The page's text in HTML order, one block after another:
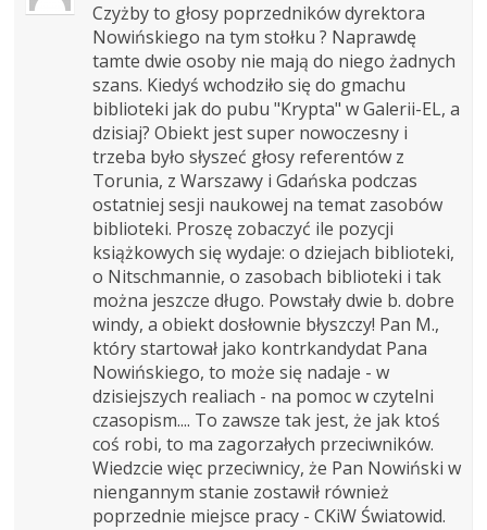
Czyżby to głosy poprzedników dyrektora
Nowińskiego na tym stołku ? Naprawdę
tamte dwie osoby nie mają do niego żadnych
szans. Kiedyś wchodziło się do gmachu
biblioteki jak do pubu "Krypta" w Galerii-EL, a
dzisiaj? Obiekt jest super nowoczesny i
trzeba było słyszeć głosy referentów z
Torunia, z Warszawy i Gdańska podczas
ostatniej sesji naukowej na temat zasobów
biblioteki. Proszę zobaczyć ile pozycji
książkowych się wydaje: o dziejach biblioteki,
o Nitschmannie, o zasobach biblioteki i tak
można jeszcze długo. Powstały dwie b. dobre
windy, a obiekt dosłownie błyszczy! Pan M.,
który startował jako kontrkandydat Pana
Nowińskiego, to może się nadaje - w
dzisiejszych realiach - na pomoc w czytelni
czasopism.... To zawsze tak jest, że jak ktoś
coś robi, to ma zagorzałych przeciwników.
Wiedzcie więc przeciwnicy, że Pan Nowiński w
niengannym stanie zostawił również
poprzednie miejsce pracy - CKiW Światowid.